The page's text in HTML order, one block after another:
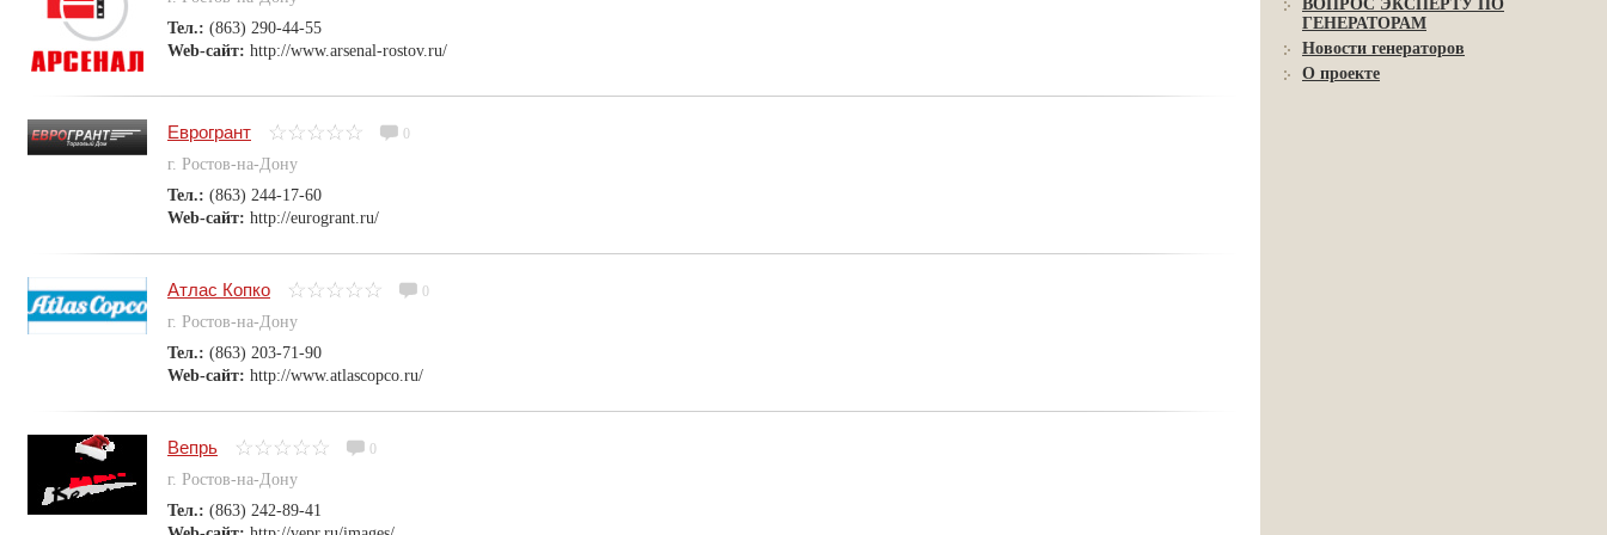
Тел.: (863) 290-44-55
Web-сайт: http://www.arsenal-rostov.ru/
Еврогрант 0
г. Ростов-на-Дону
Тел.: (863) 244-17-60
Web-сайт: http://eurogrant.ru/
Атлас Копко 0
г. Ростов-на-Дону
Тел.: (863) 203-71-90
Web-сайт: http://www.atlascopco.ru/
Вепрь 0
г. Ростов-на-Дону
Тел.: (863) 242-89-41
ВОПРОС ЭКСПЕРТУ ПО
ГЕНЕРАТОРАМ
Новости генераторов
О проекте